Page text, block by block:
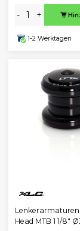
- +
1-2 Werktagen
Lenkerarmaturen
Head MTB 1 1/8"